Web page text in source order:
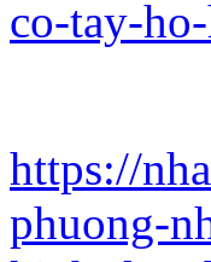
co-tay-
https://
phuong-